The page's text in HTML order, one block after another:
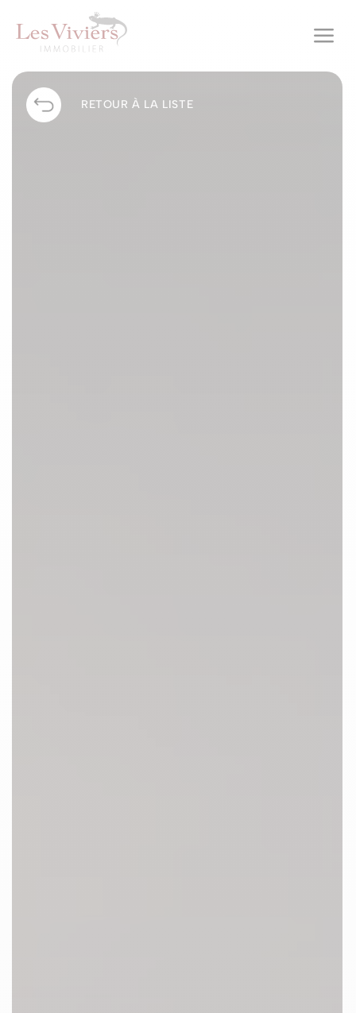
a
RETOUR À LA LISTE